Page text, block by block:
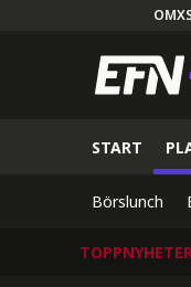
START
Börslunch
TOPPNYHETER